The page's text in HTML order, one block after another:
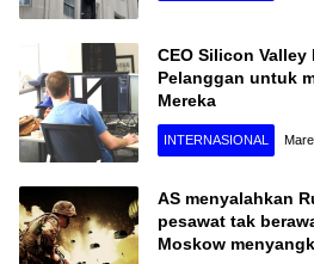
CEO Silicon
Pelanggan untuk
Mereka
INTERNASIONAL
AS menyalahkan
pesawat tak
Moskow